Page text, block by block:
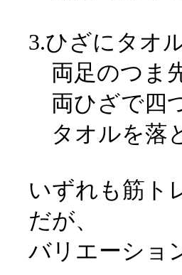
3.ひざにタオ
両足のつま
両ひざで四
タオルを落
いずれも筋ト
だが、
バリエーショ